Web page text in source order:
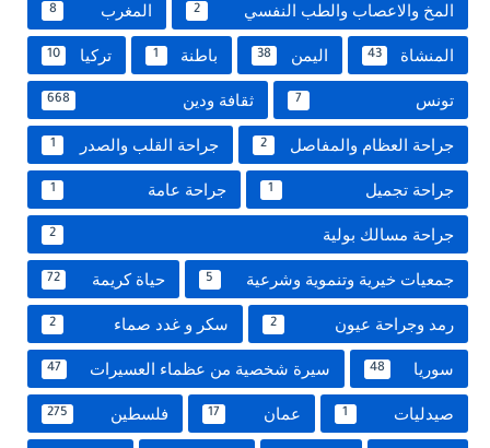
المخ والاعصاب والطب النفسي 2 المغرب 8
المنشاة 43 اليمن 38 باطنة 1 تركيا 10
تونس 7 ثقافة ودين 668
جراحة العظام والمفاصل 2 جراحة القلب والصدر 1
جراحة تجميل 1 جراحة عامة 1
جراحة مسالك بولية 2
جمعيات خيرية وتنموية وشرعية 5 حياة كريمة 72
رمد وجراحة عيون 2 سكر و غدد صماء 2
سوريا 48 سيرة شخصية من عظماء العسيرات 47
صيدليات 1 عمان 17 فلسطين 275